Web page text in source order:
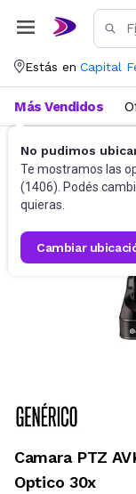
Estás en Capital
No pudimos
Te mostramos las
(1406). Podés
quieras.
cambiar
Más Vendidos
Cámaras y Video
Camara PTZ
Optico 30x